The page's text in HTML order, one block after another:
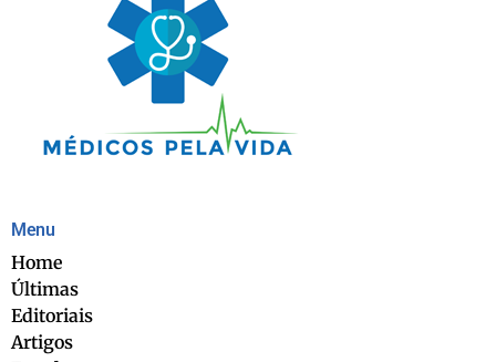
Menu
Home
Últimas
Editoriais
Artigos